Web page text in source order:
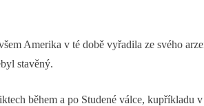
Amerika v té době vyřadila ze svého
stavěný.
během a po Studené válce, kupříkladu